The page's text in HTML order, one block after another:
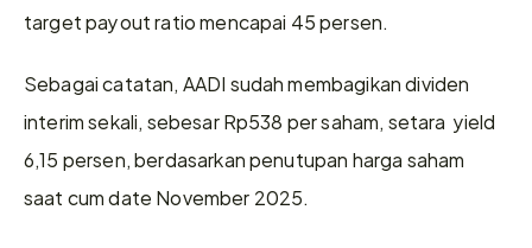
target payout ratio mencapai 45 persen.
Sebagai catatan, AADI sudah membagikan dividen
interim sekali, sebesar Rp538 per saham, setara  yield
6,15 persen, berdasarkan penutupan harga saham
saat cum date November 2025.